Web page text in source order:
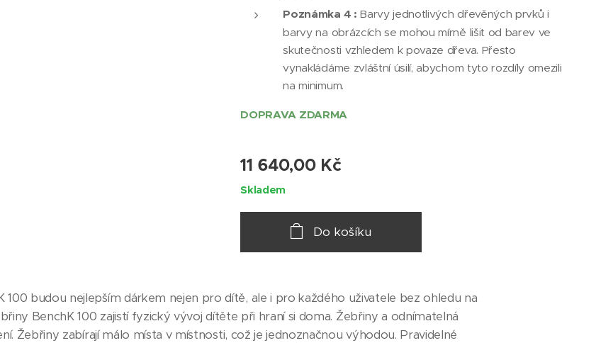
Poznámka 4 : Barvy jednotlivých dřevěných prvků i
barvy na obrázcích se mohou mírně lišit od barev ve
skutečnosti vzhledem k povaze dřeva. Přesto
vynakládáme zvláštní úsilí, abychom tyto rozdíly omezili
na minimum.
DOPRAVA ZDARMA
11 640,00Kč
Skladem
Do košíku
100 budou nejlepším dárkem nejen pro dítě, ale i pro každého uživatele bez ohledu na
BenchK 100 zajistí fyzický vývoj dítěte při hraní si doma. Žebřiny a odnímatelná
Žebřiny zabírají málo místa v místnosti, což je jednoznačnou výhodou. Pravidelné